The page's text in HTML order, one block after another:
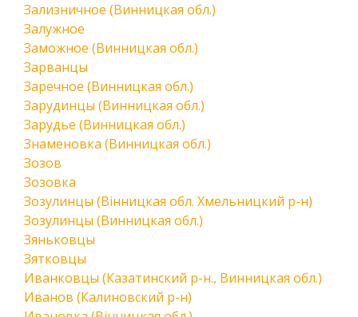
Зализничное (Винницкая обл.)
Залужное
Заможное (Винницкая обл.)
Зарванцы
Заречное (Винницкая обл.)
Зарудинцы (Винницкая обл.)
Зарудье (Винницкая обл.)
Знаменовка (Винницкая обл.)
Зозов
Зозовка
Зозулинцы (Вінницкая обл. Хмельницкий р-н)
Зозулинцы (Винницкая обл.)
Зяньковцы
Зятковцы
Иванковцы (Казатинский р-н., Винницкая обл.)
Иванов (Калиновский р-н)